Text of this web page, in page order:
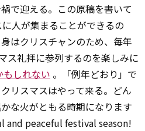
で迎える。この原稿を書いて
人が集まることができるの
はクリスチャンのため、毎年
ス礼拝に参列するのを楽しみに
もしれない 。「例年どおり」で
リスマスはやって来る。どん
な火がともる時期になります
and peaceful festival season!